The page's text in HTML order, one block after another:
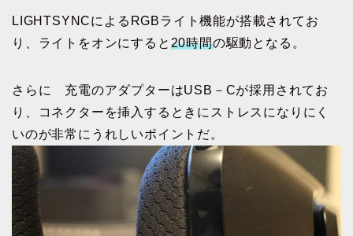
LIGHTSYNCによるRGBライト機能が搭載されてお
り、ライトをオンにすると 20時間の駆動となる。
さらに 充電のアダプターはUSB－Cが採用されてお
り、コネクターを挿入するときにストレスになりにく
いのが非常にうれしいポイントだ。